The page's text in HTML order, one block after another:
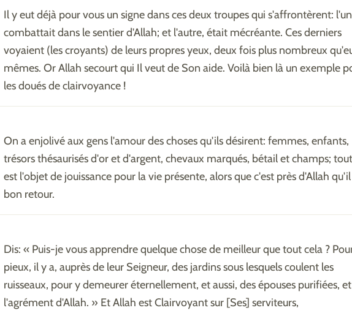
Il y eut déjà pour vous un signe dans ces deux troupes qui s'affrontèrent:
combattait dans le sentier d'Allah; et l'autre, était mécréante. Ces derniers
voyaient (les croyants) de leurs propres yeux, deux fois plus nombreux
mêmes. Or Allah secourt qui Il veut de Son aide. Voilà bien là un exemple
les doués de clairvoyance !
On a enjolivé aux gens l'amour des choses qu'ils désirent: femmes, enfants,
trésors thésaurisés d'or et d'argent, chevaux marqués, bétail et champs;
est l'objet de jouissance pour la vie présente, alors que c'est près d'Allah
bon retour.
Dis: « Puis-je vous apprendre quelque chose de meilleur que tout cela ?
pieux, il y a, auprès de leur Seigneur, des jardins sous lesquels coulent les
ruisseaux, pour y demeurer éternellement, et aussi, des épouses purifiées, et
l'agrément d'Allah. » Et Allah est Clairvoyant sur [Ses] serviteurs,